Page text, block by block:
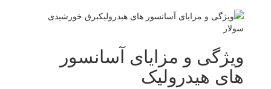
ویژگی و مزایای آسانسور
های هیدرولیک